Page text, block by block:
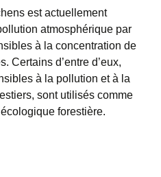
est actuellement
atmosphérique par
à la concentration de
Certains d’entre d’eux,
à la pollution et à la
sont utilisés comme
forestière.